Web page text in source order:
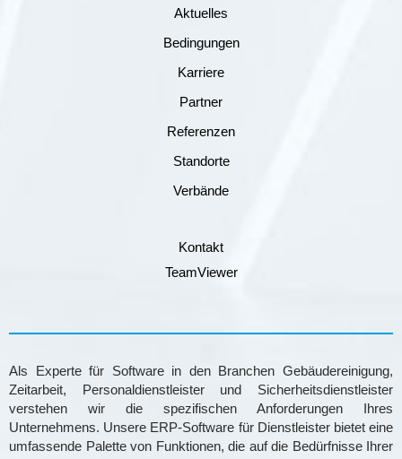
Aktuelles
Bedingungen
Karriere
Partner
Referenzen
Standorte
Verbände
Kontakt
TeamViewer
Als Experte für Software in den Branchen Gebäudereinigung,
Zeitarbeit, Personaldienstleister und Sicherheitsdienstleister
verstehen wir die spezifischen Anforderungen Ihres
Unternehmens. Unsere ERP-Software für Dienstleister bietet eine
umfassende Palette von Funktionen, die auf die Bedürfnisse Ihrer